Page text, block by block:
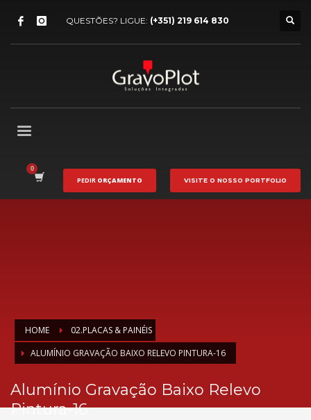
QUESTÕES? LIGUE: (+351) 219 614 830
PEDIR ORÇAMENTO VISITE O NOSSO PORTFOLIO
HOME
02.PLACAS & PAINÉIS
ALUMÍNIO GRAVAÇÃO BAIXO RELEVO PINTURA-16
Alumínio Gravação Baixo Relevo
Pintura-16